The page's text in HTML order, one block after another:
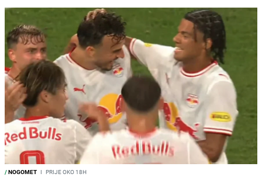
/NOGOMET I PRIJE OKO 18H